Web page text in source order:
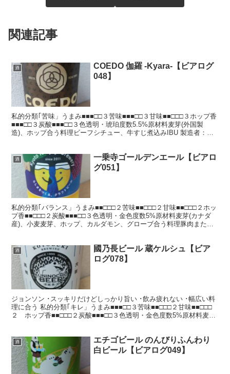
関連記事
酒
COEDO 伽羅 -Kyara-【ビアログ
048】
私的分類｢苦味」うまみ■■■□□３苦味■■■□□３甘味■■□□□３ホップ香
■■■□□３炭酸■■■□□３色透明・琥珀度数5.5%原材料麦芽(外国製
造)、ホップ合う料理ビーフシチュー、牛すじ煮込みIBU 製造者：コ
酒
一乗寺ゴールデンエール【ビアロ
グ051】
私的分類｢バランス」うまみ■■□□□２苦味■■□□□２甘味■■□□□２ホッ
プ香■■□□□２炭酸■■■□□３色透明・金色度数5%原材料麦芽(カナダ
産)、小麦麦芽、ホップ、カルダモン、グローブ合う料理豚肉または
酒
國乃長ビール 蔵ケルシュ【ビア
ログ078】
ジョンソン ･スッキリだけどしっかり旨い ･飲み疲れない ･幅広い料
理に合う 私的分類｢キレ」うまみ■■■□□３苦味■■□□□２甘味■■□□□
２ ホップ香■■□□□２炭酸■■■□□３色透明・金色度数5%原材料麦
酒
エチゴビール のんびりふんわり
白ビール【ビアログ049】